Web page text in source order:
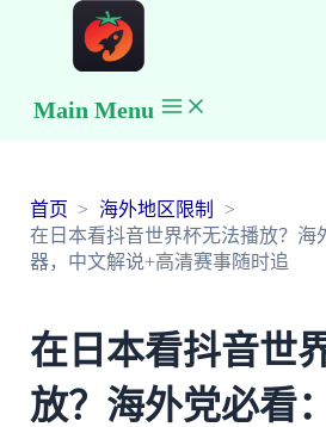
Main Menu
首页
海外地区限制
在日本看抖音世界杯无法播放？海
器，中文解说+高清赛事随时追
在日本看抖音世
放？海外党必看